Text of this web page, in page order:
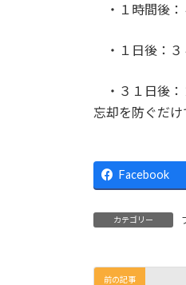
・１時間後：
・１日後：３
・３１日後：
忘却を防ぐだ
Facebook
カテゴリー
前の記事